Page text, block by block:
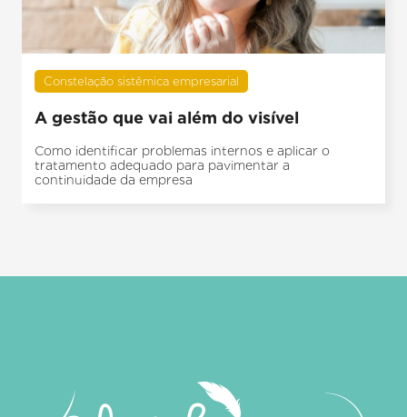
Constelação sistêmica empresarial
A gestão que vai além do visível
Como identificar problemas internos e aplicar o
tratamento adequado para pavimentar a
continuidade da empresa